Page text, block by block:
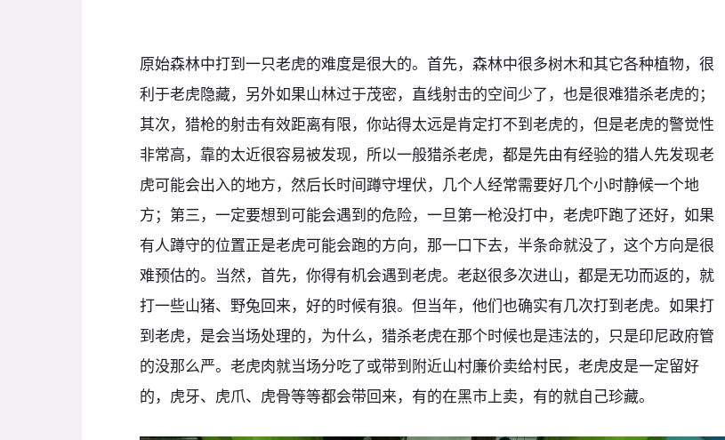
原始森林中打到一只老虎的难度是很大的。首先，森林中很多树木和其它各种植物，很
利于老虎隐藏，另外如果山林过于茂密，直线射击的空间少了，也是很难猎杀老虎的；
其次，猎枪的射击有效距离有限，你站得太远是肯定打不到老虎的，但是老虎的警觉性
非常高，靠的太近很容易被发现，所以一般猎杀老虎，都是先由有经验的猎人先发现老
虎可能会出入的地方，然后长时间蹲守埋伏，几个人经常需要好几个小时静候一个地
方；第三，一定要想到可能会遇到的危险，一旦第一枪没打中，老虎吓跑了还好，如果
有人蹲守的位置正是老虎可能会跑的方向，那一口下去，半条命就没了，这个方向是很
难预估的。当然，首先，你得有机会遇到老虎。老赵很多次进山，都是无功而返的，就
打一些山猪、野兔回来，好的时候有狼。但当年，他们也确实有几次打到老虎。如果打
到老虎，是会当场处理的，为什么，猎杀老虎在那个时候也是违法的，只是印尼政府管
的没那么严。老虎肉就当场分吃了或带到附近山村廉价卖给村民，老虎皮是一定留好
的，虎牙、虎爪、虎骨等等都会带回来，有的在黑市上卖，有的就自己珍藏。